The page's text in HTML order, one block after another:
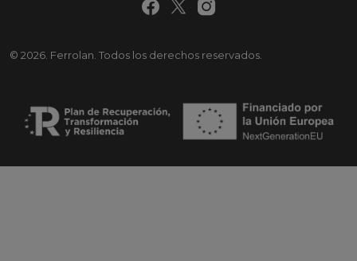
© 2026. Ferrolan. Todos los derechos reservados.